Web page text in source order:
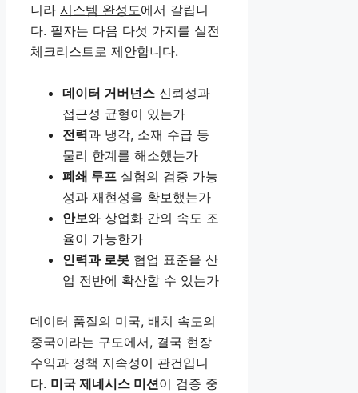
니라 시스템 완성도에서 갈립니
다. 필자는 다음 다섯 가지를 실전
체크리스트로 제안합니다.
데이터 거버넌스 신뢰성과
접근성 균형이 있는가
전력과 냉각, 소재 수급 등
물리 한계를 해소했는가
폐쇄 루프 실험의 검증 가능
성과 재현성을 확보했는가
안보와 상업화 간의 속도 조
율이 가능한가
인력과 로봇 협업 표준을 산
업 전반에 확산할 수 있는가
데이터 품질의 미국, 배치 속도의
중국이라는 구도에서, 결국 현장
수익과 정책 지속성이 관건입니
다. 미국 제네시스 미션이 검증 중